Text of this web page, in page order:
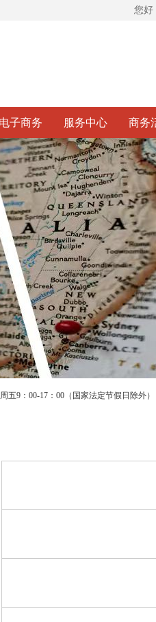
您好
电子商务 服务中心 商务
五9：00-17：00（国家法定节假日除外）